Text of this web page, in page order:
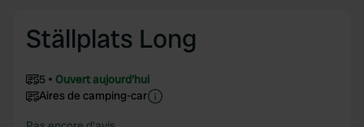
Ställplats Long
5
Ouvert aujourd'hui
Aires de camping-car